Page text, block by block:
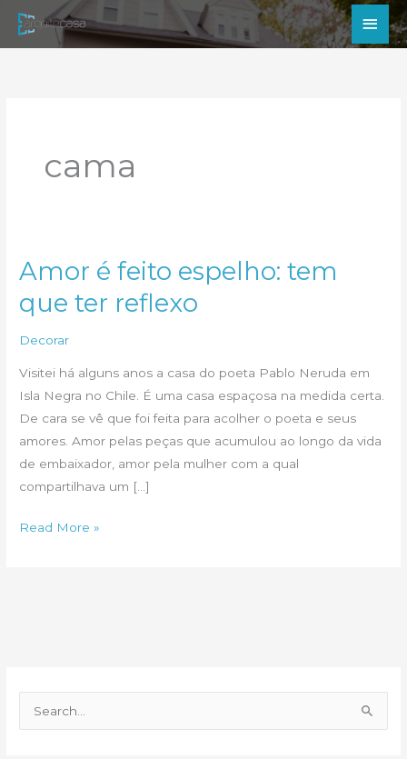
para
cama
Amor é feito espelho: tem
que ter reflexo
Decorar
Visitei há alguns anos a casa do poeta Pablo Neruda em
Isla Negra no Chile. É uma casa espaçosa na medida certa.
De cara se vê que foi feita para acolher o poeta e seus
amores. Amor pelas peças que acumulou ao longo da vida
de embaixador, amor pela mulher com a qual
compartilhava um […]
Amor
Read More »
e